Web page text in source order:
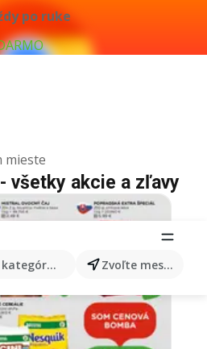
po ruke
mieste
produkty... Zvoľte mesto
všetky akcie a zľavy